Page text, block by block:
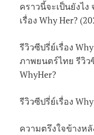
คราวนี้จะเป็นยังไ
เรื่อง Why Her?
รีวิวซีปรี่ย์เรื่อง
ภาพยนตร์ไทย รีวิว
WhyHer?
รีวิวซีปรี่ย์เรื่อง
ความตรึงใจข้างหลั